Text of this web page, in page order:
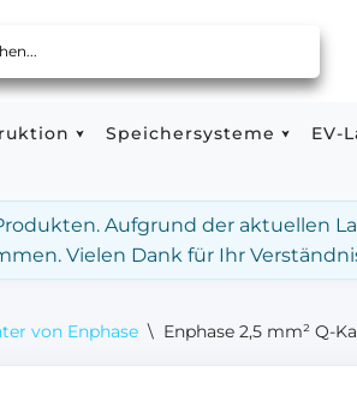
Speichersysteme EV-
Aufgrund der aktuellen
Vielen Dank für Ihr
von Enphase \ Enphase 2,5 mm² Q-